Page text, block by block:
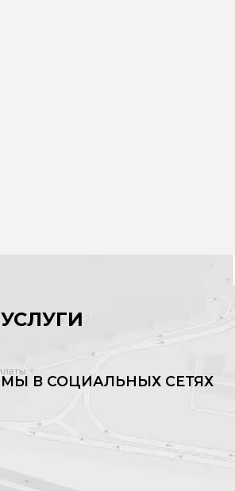
УСЛУГИ
МЫ В СОЦИАЛЬНЫХ СЕТЯХ